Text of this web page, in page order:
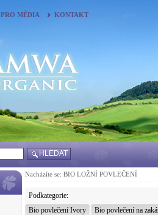
PRO MÉDIA KONTAKT
HLEDAT
Nacházíte se: BIO LOŽNÍ POVLEČENÍ
Podkategorie:
Bio povlečení Ivory
Bio povlečení na